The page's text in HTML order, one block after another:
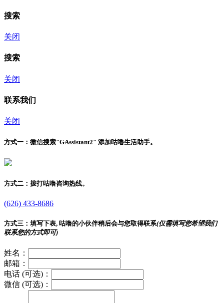
搜索
关闭
搜索
关闭
联系我们
关闭
方式一： 微信搜索"GAssistant2" 添加咕噜生活助手。
方式二： 拨打咕噜咨询热线。
(626) 433-8686
方式三： 填写下表, 咕噜的小伙伴稍后会与您取得联系(仅需填写您希望我们
联系您的方式即可)
姓名：
邮箱：
电话 (可选)：
微信 (可选)：